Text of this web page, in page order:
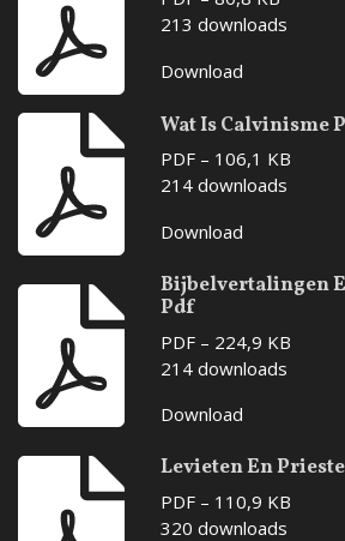
213 downloads
Download
Wat Is Calvinisme
PDF – 106,1 KB
214 downloads
Download
Bijbelvertalingen
Pdf
PDF – 224,9 KB
214 downloads
Download
Levieten En
PDF – 110,9 KB
320 downloads